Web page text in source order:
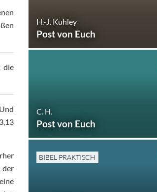
die
der
H.-J. Kuhley
Post von Euch
C. H.
Post von Euch
BIBEL PRAKTISCH